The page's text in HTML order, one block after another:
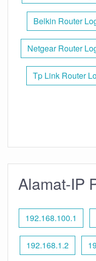
Belkin Router
Netgear Router
Tp Link Router
Alamat-IP
192.168.100.1
192.168.1.2